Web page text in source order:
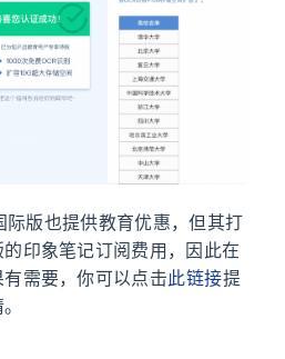
国际版也提供教育优惠，但其打
印象笔记订阅费用，因此在
需要，你可以点击 此链接提